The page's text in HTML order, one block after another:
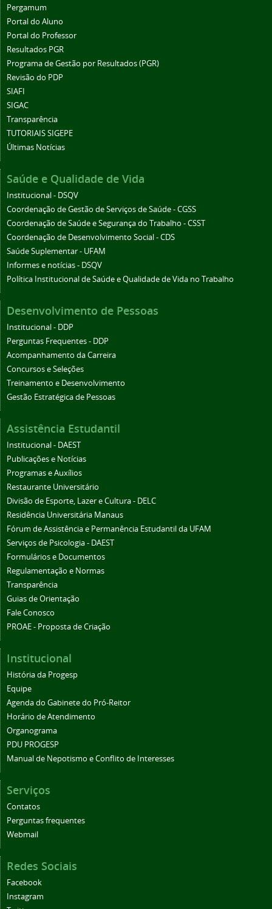
Pergamum
Portal do Aluno
Portal do Professor
Resultados PGR
Programa de Gestão por Resultados (PGR)
Revisão do PDP
SIAFI
SIGAC
Transparência
TUTORIAIS SIGEPE
Últimas Notícias
Saúde e Qualidade de Vida
Institucional - DSQV
Coordenação de Gestão de Serviços de Saúde - CGSS
Coordenação de Saúde e Segurança do Trabalho - CSST
Coordenação de Desenvolvimento Social - CDS
Saúde Suplementar - UFAM
Informes e notícias - DSQV
Política Institucional de Saúde e Qualidade de Vida no Trabalho
Desenvolvimento de Pessoas
Institucional - DDP
Perguntas Frequentes - DDP
Acompanhamento da Carreira
Concursos e Seleções
Treinamento e Desenvolvimento
Gestão Estratégica de Pessoas
Assistência Estudantil
Institucional - DAEST
Publicações e Notícias
Programas e Auxílios
Restaurante Universitário
Divisão de Esporte, Lazer e Cultura - DELC
Residência Universitária Manaus
Fórum de Assistência e Permanência Estudantil da UFAM
Serviços de Psicologia - DAEST
Formulários e Documentos
Regulamentação e Normas
Transparência
Guias de Orientação
Fale Conosco
PROAE - Proposta de Criação
Institucional
História da Progesp
Equipe
Agenda do Gabinete do Pró-Reitor
Horário de Atendimento
Organograma
PDU PROGESP
Manual de Nepotismo e Conflito de Interesses
Serviços
Contatos
Perguntas frequentes
Webmail
Redes Sociais
Facebook
Instagram